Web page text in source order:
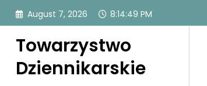
Skip
content
August 7, 2026 8:14:50 PM
Towarzystwo
Dziennikarskie